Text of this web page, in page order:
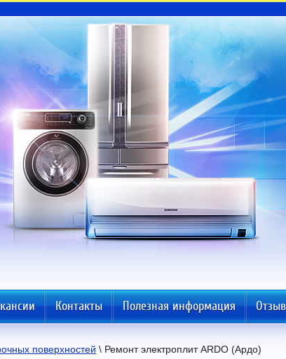
Контакты Полезная информация
поверхностей \ Ремонт электроплит ARDO (Ардо)